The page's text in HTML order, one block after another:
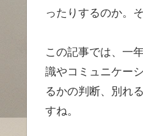
ったりするのか。
この記事では、一
識やコミュニケー
るかの判断、別れ
すね。